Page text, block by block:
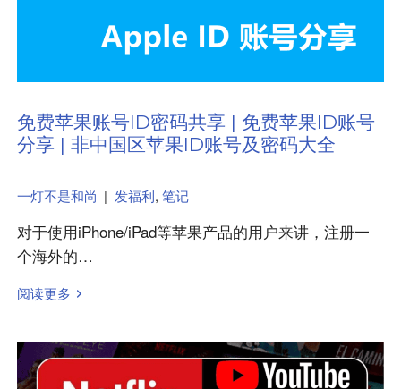
免费苹果账号ID密码共享 | 免费苹果ID账号
分享 | 非中国区苹果ID账号及密码大全
一灯不是和尚 | 发福利, 笔记
对于使用iPhone/iPad等苹果产品的用户来讲，注册一
个海外的…
阅读更多